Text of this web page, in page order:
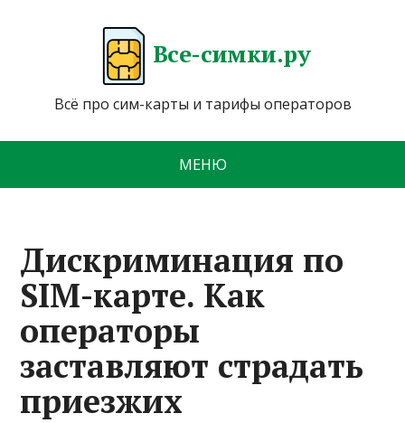
Все-симки.ру
Всё про сим-карты и тарифы операторов
МЕНЮ
Дискриминация по
SIM-карте. Как
операторы
заставляют страдать
приезжих